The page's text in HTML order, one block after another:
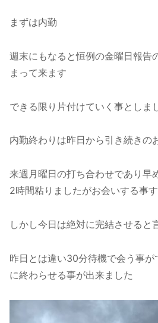
まずは内勤
週末にもなると恒例の金曜日報告
まって来ます
できる限り片付けていく事としま
内勤終わりは昨日から引き続きの
来週月曜日の打ち合わせであり早
2時間粘りましたがお会いする事
しかし今日は絶対に完結させると
昨日とは違い30分待機で会う事が
に終わらせる事が出来ました